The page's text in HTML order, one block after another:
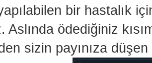
bir hastalık
Aslında ödediğiniz
sizin payınıza